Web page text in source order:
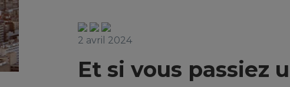
2 avril 2024
Et si vous passiez